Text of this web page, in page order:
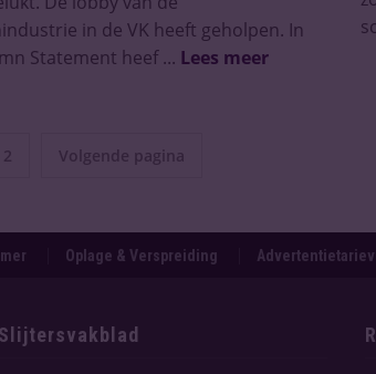
in de VK heeft geholpen. In
Statement heef ... Lees meer
2 Volgende pagina
Oplage & Verspreiding